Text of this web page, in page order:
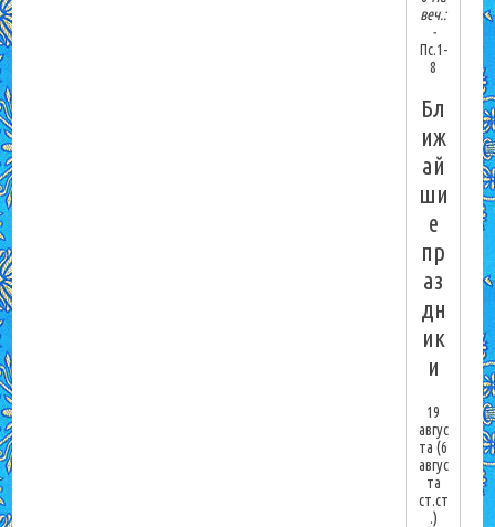
веч.:
-
Пс.1-
8
Бл
иж
ай
ши
е
пр
аз
дн
ик
и
19
авгус
та(6
авгус
та
ст.ст
.)